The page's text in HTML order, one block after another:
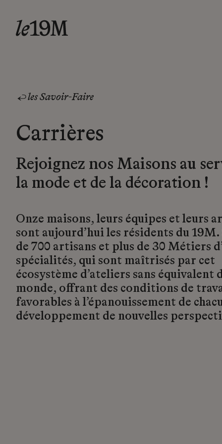
les Savoir-Faire
Carrières
Rejoignez nos Maisons au
la mode et de la décoration !
Onze maisons, leurs équipes et leurs
sont aujourd’hui les résidents du
de 700 artisans et plus de 30 Métiers
spécialités, qui sont maîtrisés par cet
écosystème d’ateliers sans équivalent
monde, offrant des conditions de
favorables à l’épanouissement de
développement de nouvelles